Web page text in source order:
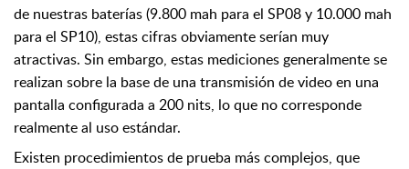
de nuestras baterías (9.800 mah para el SP08 y 10.000 mah
para el SP10), estas cifras obviamente serían muy
atractivas. Sin embargo, estas mediciones generalmente se
realizan sobre la base de una transmisión de video en una
pantalla configurada a 200 nits, lo que no corresponde
realmente al uso estándar.
Existen procedimientos de prueba más complejos, que